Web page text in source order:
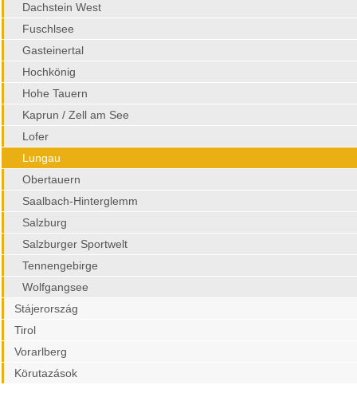
Dachstein West
Fuschlsee
Gasteinertal
Hochkönig
Hohe Tauern
Kaprun / Zell am See
Lofer
Lungau
Obertauern
Saalbach-Hinterglemm
Salzburg
Salzburger Sportwelt
Tennengebirge
Wolfgangsee
Stájerország
Tirol
Vorarlberg
Körutazások